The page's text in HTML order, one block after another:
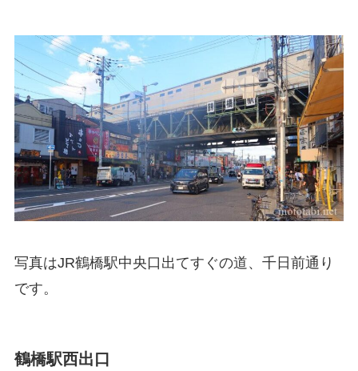
写真はJR鶴橋駅中央口出てすぐの道、千日前通り
です。
鶴橋駅西出口